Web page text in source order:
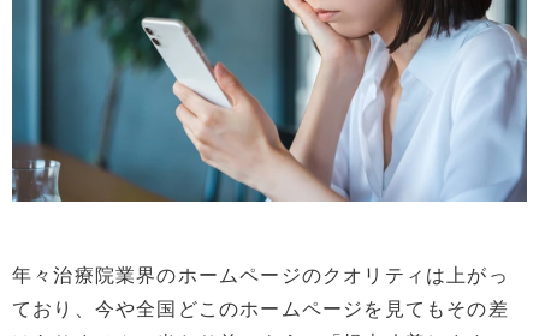
年々治療院業界のホームページのクオリティは上がっ
ており、今や全国どこのホームページを見てもその差